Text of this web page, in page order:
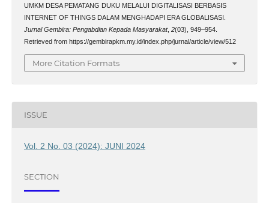
UMKM DESA PEMATANG DUKU MELALUI DIGITALISASI BERBASIS
INTERNET OF THINGS DALAM MENGHADAPI ERA GLOBALISASI.
Jurnal Gembira: Pengabdian Kepada Masyarakat, 2(03), 949–954.
Retrieved from https://gembirapkm.my.id/index.php/jurnal/article/view/512
More Citation Formats
ISSUE
Vol. 2 No. 03 (2024): JUNI 2024
SECTION